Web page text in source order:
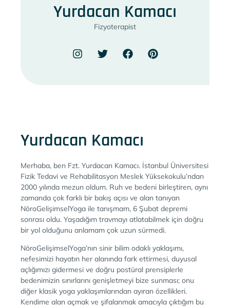
Yurdacan Kamacı
Merhaba, ben Fzt. Yurdacan Kamacı. İstanbul Üniversitesi
Fizik Tedavi ve Rehabilitasyon Meslek Yüksekokulu’ndan
2000 yılında mezun oldum. Ruh ve bedeni birleştiren, aynı
zamanda çok farklı bir bakış açısı ve alan tanıyan
NöroGelişimselYoga ile tanışmam, 6 Şubat depremi
sonrası oldu. Yaşadığım travmayı atlatabilmek için doğru
bir yol olduğunu anlamam çok uzun sürmedi.
NöroGelişimselYoga’nın sinir bilim odaklı yaklaşımı,
nefesimizi hayatın her alanında fark ettirmesi, duyusal
açlığımızı gidermesi ve doğru postüral prensiplerle
bedenimizin sınırlarını genişletmeyi bize sunması; onu
diğer klasik yoga yaklaşımlarından ayıran özellikleri.
Kendime alan açmak ve şifalanmak amacıyla çıktığım bu
Yurdacan Kamacı
Fizyoterapist